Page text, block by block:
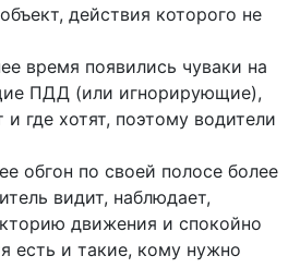
действия которого не
время появились чуваки на
ПДД (или игнорирующие),
и где хотят, поэтому водители
обгон по своей полосе более
видит, наблюдает,
движения и спокойно
есть и такие, кому нужно